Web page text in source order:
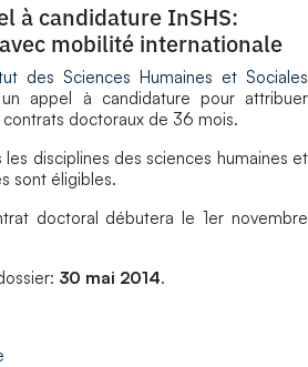
à candidature InSHS:
mobilité internationale
des Sciences Humaines et Sociales
appel à candidature pour attribuer
doctoraux de 36 mois.
les disciplines des sciences humaines et
sont éligibles.
doctoral débutera le 1er novembre
30 mai 2014.